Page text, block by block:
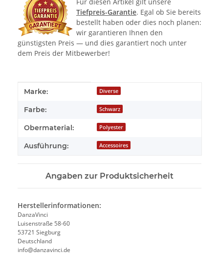
Tiefpreis-Garantie. Egal ob Sie bereits
bestellt haben oder dies noch planen:
wir garantieren Ihnen den
günstigsten Preis — und dies garantiert noch unter
dem Preis der Mitbewerber!
Produkteigenschaft
Wert
Marke: Diverse
Farbe: Schwarz
Obermaterial: Polyester
Ausführung: Accessoires
Angaben zur Produktsicherheit
Herstellerinformationen:
DanzaVinci
Luisenstraße 58-60
53721 Siegburg
Deutschland
info@danzavinci.de